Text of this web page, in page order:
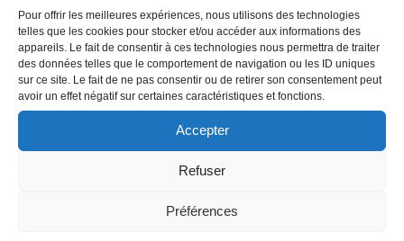
Pour offrir les meilleures expériences, nous utilisons des technologies
telles que les cookies pour stocker et/ou accéder aux informations des
appareils. Le fait de consentir à ces technologies nous permettra de traiter
des données telles que le comportement de navigation ou les ID uniques
sur ce site. Le fait de ne pas consentir ou de retirer son consentement peut
avoir un effet négatif sur certaines caractéristiques et fonctions.
Accepter
Refuser
Préférences